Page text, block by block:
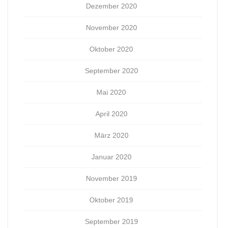
Dezember 2020
November 2020
Oktober 2020
September 2020
Mai 2020
April 2020
März 2020
Januar 2020
November 2019
Oktober 2019
September 2019